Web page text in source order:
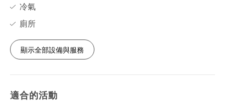
冷氣
廁所
顯示全部設備與服務
適合的活動